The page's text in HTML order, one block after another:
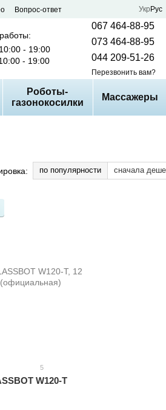
Вопрос-ответ
Укр Рус
- 19:00
- 19:00
067 464-88-95
073 464-88-95
044 209-51-26
Перезвонить вам?
Роботы-
газонокосилки
Массажеры
по популярности сначала
5
W120-T